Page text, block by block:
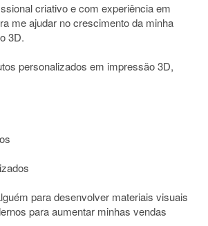
criativo e com experiência em
me ajudar no crescimento da minha
3D.
personalizados em impressão 3D,
para desenvolver materiais visuais
para aumentar minhas vendas